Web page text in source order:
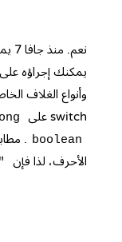
نعم. منذ جافا 7 يمكنك إجراء switch على
يمكنك إجراؤه على
وأنواع الغلاف
switch على
boolean
.
الأحرف، لذا فإن